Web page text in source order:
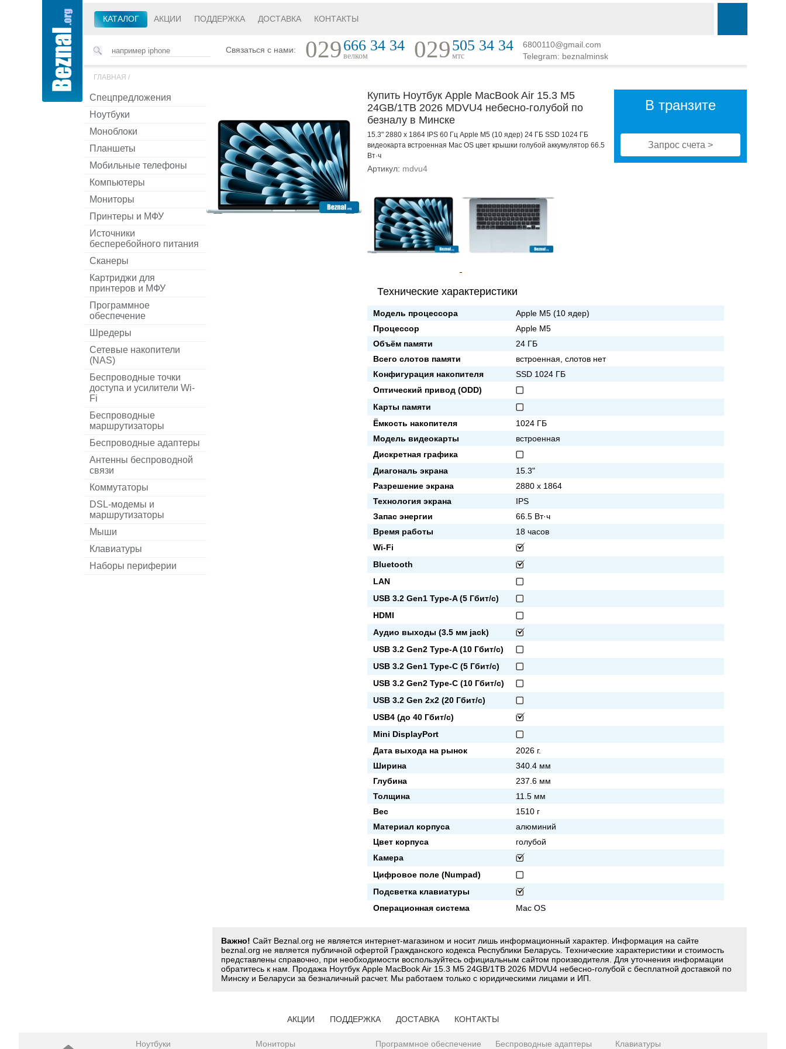
КАТАЛОГ АКЦИИ ПОДДЕРЖКА ДОСТАВКА КОНТАКТЫ
Связаться с нами: 029666 34 34
велком 029505 34 34
мтс
6800110@gmail.com
Telegram: beznalminsk
ГЛАВНАЯ /
Спецпредложения
Ноутбуки
Моноблоки
Планшеты
Мобильные телефоны
Компьютеры
Мониторы
Принтеры и МФУ
Источники
бесперебойного питания
Сканеры
Картриджи для
принтеров и МФУ
Программное
обеспечение
Шредеры
Сетевые накопители
(NAS)
Беспроводные точки
доступа и усилители Wi-
Fi
Беспроводные
маршрутизаторы
Беспроводные адаптеры
Антенны беспроводной
связи
Коммутаторы
DSL-модемы и
маршрутизаторы
Мыши
Клавиатуры
Наборы периферии
Купить Ноутбук Apple MacBook Air 15.3 M5
24GB/1TB 2026 MDVU4 небесно-голубой по
безналу в Минске
15.3" 2880 x 1864 IPS 60 Гц Apple M5 (10 ядер) 24 ГБ SSD 1024 ГБ
видеокарта встроенная Mac OS цвет крышки голубой аккумулятор 66.5
Вт·ч
Артикул: mdvu4
В транзите
Запрос счета >
Технические характеристики
Модель процессора
Apple M5 (10 ядер)
Процессор
Apple M5
Объём памяти
24 ГБ
Всего слотов памяти
встроенная, слотов нет
Конфигурация накопителя
SSD 1024 ГБ
Оптический привод (ODD)
Карты памяти
Ёмкость накопителя
1024 ГБ
Модель видеокарты
встроенная
Дискретная графика
Диагональ экрана
15.3"
Разрешение экрана
2880 x 1864
Технология экрана
IPS
Запас энергии
66.5 Вт·ч
Время работы
18 часов
Wi-Fi
Bluetooth
LAN
USB 3.2 Gen1 Type-A (5 Гбит/с)
HDMI
Аудио выходы (3.5 мм jack)
USB 3.2 Gen2 Type-A (10 Гбит/с)
USB 3.2 Gen1 Type-C (5 Гбит/с)
USB 3.2 Gen2 Type-C (10 Гбит/с)
USB 3.2 Gen 2x2 (20 Гбит/с)
USB4 (до 40 Гбит/с)
Mini DisplayPort
Дата выхода на рынок
2026 г.
Ширина
340.4 мм
Глубина
237.6 мм
Толщина
11.5 мм
Вес
1510 г
Материал корпуса
алюминий
Цвет корпуса
голубой
Камера
Цифровое поле (Numpad)
Подсветка клавиатуры
Операционная система
Mac OS
Важно! Сайт Beznal.org не является интернет-магазином и носит лишь информационный характер. Информация на сайте
beznal.org не является публичной офертой Гражданского кодекса Республики Беларусь. Технические характеристики и стоимость
представлены справочно, при необходимости воспользуйтесь официальным сайтом производителя. Для уточнения информации
обратитесь к нам. Продажа Ноутбук Apple MacBook Air 15.3 M5 24GB/1TB 2026 MDVU4 небесно-голубой с бесплатной доставкой по
Минску и Беларуси за безналичный расчет. Мы работаем только с юридическими лицами и ИП.
АКЦИИ ПОДДЕРЖКА ДОСТАВКА КОНТАКТЫ
Ноутбуки Мониторы Программное обеспечение Беспроводные адаптеры Клавиатуры